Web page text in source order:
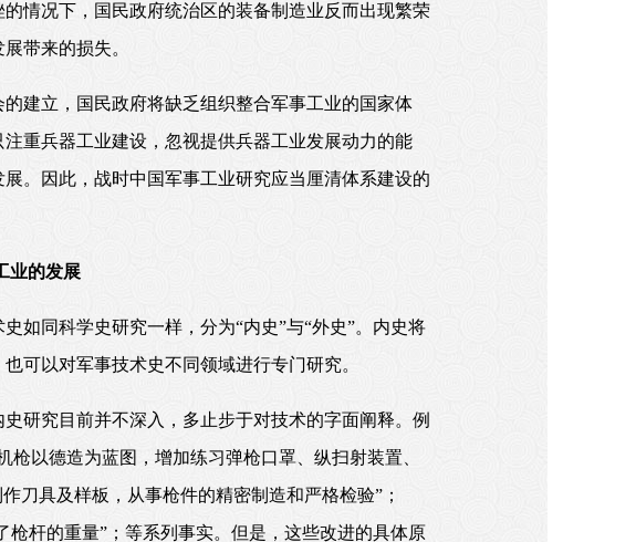
情况下，国民政府统治区的装备制造业反而出现繁荣
带来的损失。
建立，国民政府将缺乏组织整合军事工业的国家体
重兵器工业建设，忽视提供兵器工业发展动力的能
。因此，战时中国军事工业研究应当厘清体系建设的
业的发展
如同科学史研究一样，分为“内史”与“外史”。内史将
可以对军事技术史不同领域进行专门研究。
研究目前并不深入，多止步于对技术的字面阐释。例
以德造为蓝图，增加练习弹枪口罩、纵扫射装置、
刀具及样板，从事枪件的精密制造和严格检验”；
杆的重量”；等系列事实。但是，这些改进的具体原